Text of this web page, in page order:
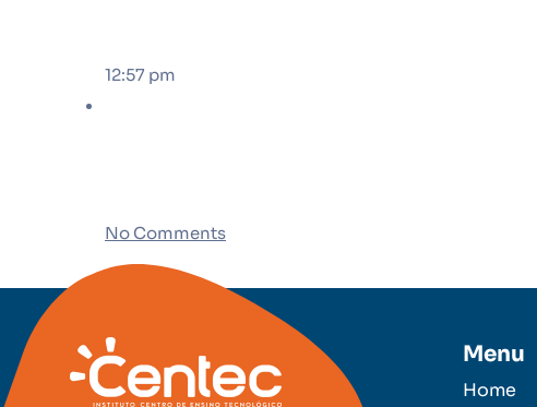
12:57 pm
No Comments
Menu
Home